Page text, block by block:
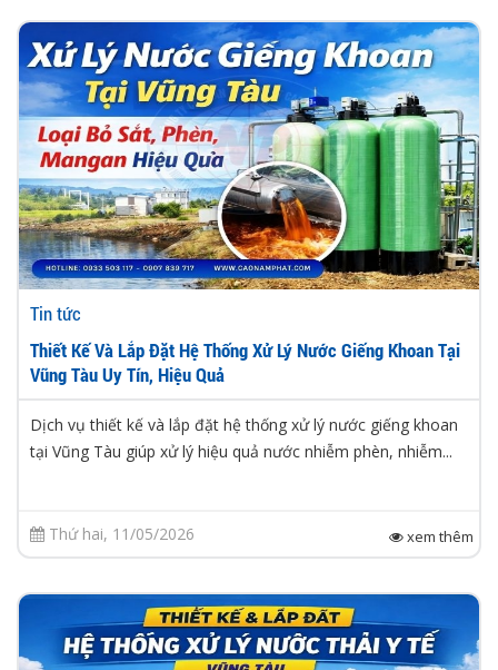
Tin tức
Thiết Kế Và Lắp Đặt Hệ Thống Xử Lý Nước Giếng Khoan Tại
Vũng Tàu Uy Tín, Hiệu Quả
Dịch vụ thiết kế và lắp đặt hệ thống xử lý nước giếng khoan
tại Vũng Tàu giúp xử lý hiệu quả nước nhiễm phèn, nhiễm...
Thứ hai, 11/05/2026 xem thêm